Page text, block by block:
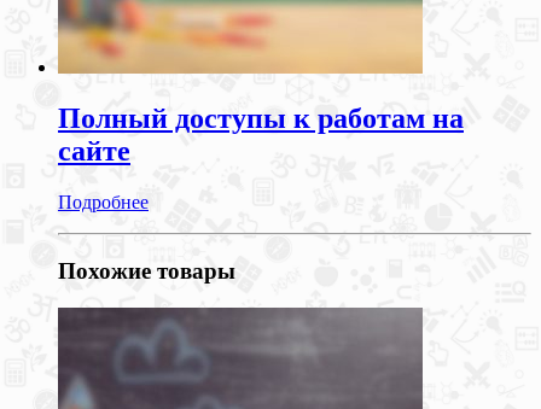
Полный доступы к работам на
сайте
Подробнее
Похожие товары